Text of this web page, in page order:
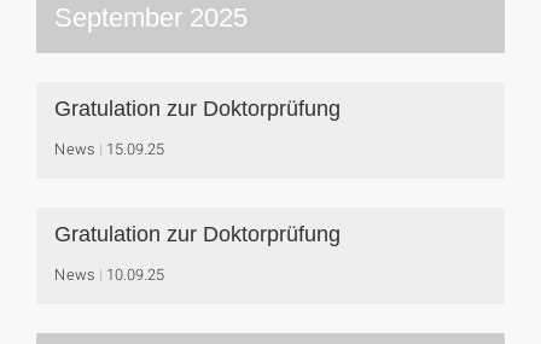
September 2025
Gratulation zur Doktorprüfung
News 15.09.25
Gratulation zur Doktorprüfung
News 10.09.25